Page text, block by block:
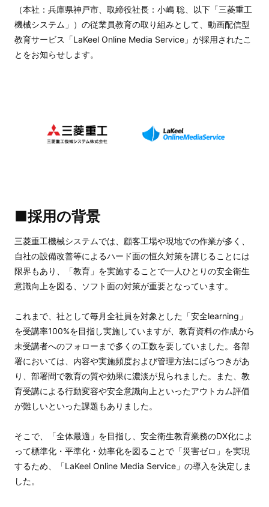
（本社：兵庫県神戸市、取締役社長：小嶋 聡、以下「三菱重工
機械システム」）の従業員教育の取り組みとして、動画配信型
教育サービス「LaKeel Online Media Service」が採用されたこ
とをお知らせします。
■採用の背景
三菱重工機械システムでは、顧客工場や現地での作業が多く、
自社の設備改善等によるハード面の恒久対策を講じることには
限界もあり、「教育」を実施することで一人ひとりの安全衛生
意識向上を図る、ソフト面の対策が重要となっています。
これまで、社として毎月全社員を対象とした「安全learning」
を受講率100%を目指し実施していますが、教育資料の作成から
未受講者へのフォローまで多くの工数を要していました。各部
署においては、内容や実施頻度および管理方法にばらつきがあ
り、部署間で教育の質や効果に濃淡が見られました。また、教
育受講による行動変容や安全意識向上といったアウトカム評価
が難しいといった課題もありました。
そこで、「全体最適」を目指し、安全衛生教育業務のDX化によ
って標準化・平準化・効率化を図ることで「災害ゼロ」を実現
するため、「LaKeel Online Media Service」の導入を決定しま
した。